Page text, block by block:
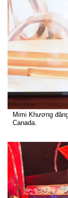
Mimi Khương
Canada.